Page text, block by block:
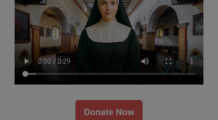
Donate Now